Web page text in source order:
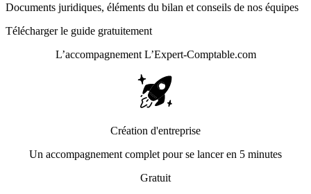
Documents juridiques, éléments du bilan et conseils de nos équipes
Télécharger le guide gratuitement
L’accompagnement L’Expert-Comptable.com
Création d'entreprise
Un accompagnement complet pour se lancer en 5 minutes
Gratuit